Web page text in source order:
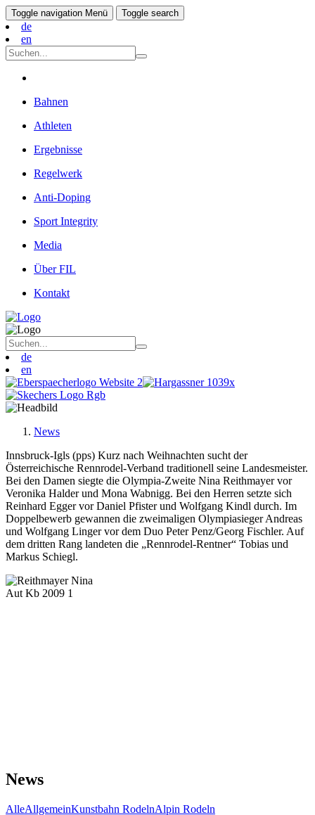
Toggle navigation Menü Toggle search
de
en
Bahnen
Athleten
Ergebnisse
Regelwerk
Anti-Doping
Sport Integrity
Media
Über FIL
Kontakt
de
en
News
Innsbruck-Igls (pps) Kurz nach Weihnachten sucht der
Österreichische Rennrodel-Verband traditionell seine Landesmeister.
Bei den Damen siegte die Olympia-Zweite Nina Reithmayer vor
Veronika Halder und Mona Wabnigg. Bei den Herren setzte sich
Reinhard Egger vor Daniel Pfister und Wolfgang Kindl durch. Im
Doppelbewerb gewannen die zweimaligen Olympiasieger Andreas
und Wolfgang Linger vor dem Duo Peter Penz/Georg Fischler. Auf
dem dritten Rang landeten die „Rennrodel-Rentner“ Tobias und
Markus Schiegl.
News
AlleAllgemeinKunstbahn RodelnAlpin Rodeln